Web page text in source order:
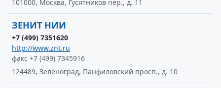
101000, Москва, Гусятников пер., д. 11
ЗЕНИТ НИИ
+7 (499) 7351620
http://www.znt.ru
факс +7 (499) 7345916
124489, Зеленоград, Панфиловский просп., д. 10